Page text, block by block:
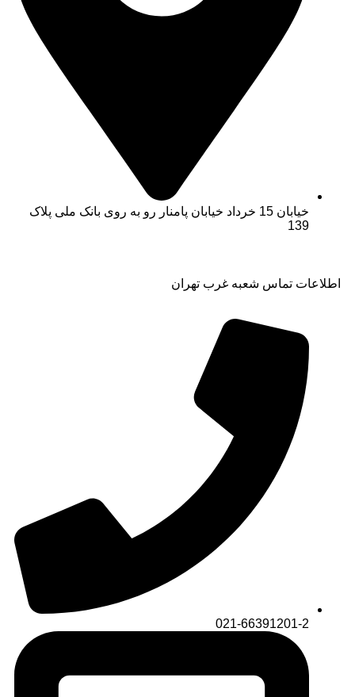
خیابان 15 خرداد خیابان پامنار رو به روی بانک ملی پلاک
139​
اطلاعات تماس شعبه غرب تهران
021-66391201-2